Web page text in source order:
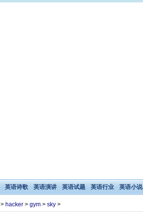
英语诗歌 英语演讲 英语试题 英语行业 英语小说
> hacker> gym> sky>